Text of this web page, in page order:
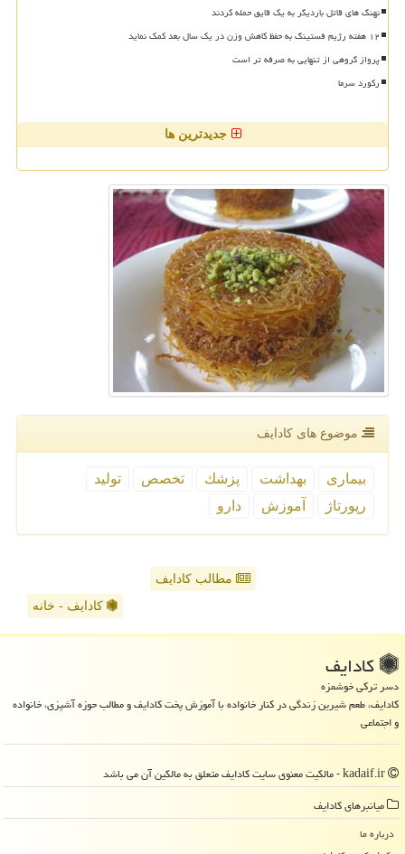
نهنگ های قاتل باردیگر به یک قایق حمله کردند
۱۲ هفته رژیم فستینگ به حفظ کاهش وزن در یک سال بعد کمک نماید
پرواز گروهی از تنهایی به صرفه تر است
رکورد سرما
جدیدترین ها
موضوع های كادایف
بیماری بهداشت پزشك تخصص
تولید
رپورتاژ
آموزش دارو
مطالب کادایف
کادایف - خانه
كادایف
دسر ترکی خوشمزه
کادایف، طعم شیرین زندگی در کنار خانواده با آموزش پخت کادایف و مطالب حوزه آشپزی، خانواده
و اجتماعی
میانبرهای كادایف
درباره ما